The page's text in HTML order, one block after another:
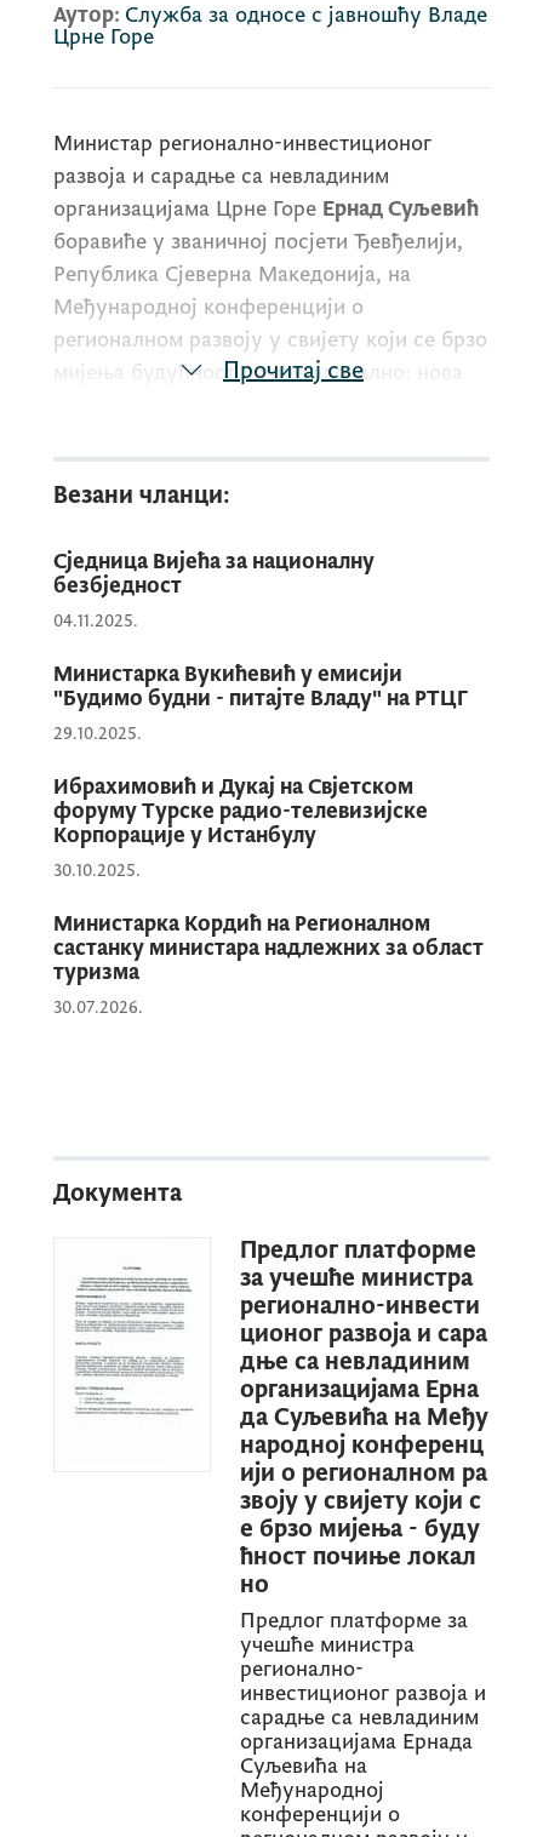
Аутор: Служба за односе с јавношћу Владе
Црне Горе
Министар регионално-инвестиционог
развоја и сарадње са невладиним
организацијама Црне Горе Ернад Суљевић
боравиће у званичној посјети Ђевђелији,
Република Сјеверна Македонија, на
Међународној конференцији о
регионалном развоју у свијету који се брзо
мијења будућност почиње локално: нова
Платформу можете погледати у
наставку.
Прочитај све
Везани чланци:
Сједница Вијећа за националну
безбједност
04.11.2025.
Министарка Вукићевић у емисији
"Будимо будни - питајте Владу" на РТЦГ
29.10.2025.
Ибрахимовић и Дукај на Свјетском
форуму Турске радио-телевизијске
Корпорације у Истанбулу
30.10.2025.
Министарка Кордић на Регионалном
састанку министара надлежних за област
туризма
30.07.2026.
Документа
Предлог платформе
за учешће министра
регионално-инвести
ционог развоја и сара
дње са невладиним
организацијама Ерна
да Суљевића на Међу
народној конференц
ији о регионалном ра
звоју у свијету који с
е брзо мијења - буду
ћност почиње локал
но
Предлог платформе за
учешће министра
регионално-
инвестиционог развоја и
сарадње са невладиним
организацијама Ернада
Суљевића на
Међународној
конференцији о